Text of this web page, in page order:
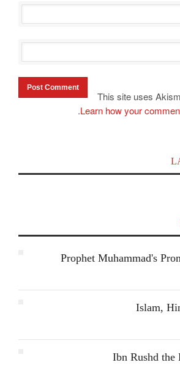
This site uses
Learn how your
.
Top 100 Political Influencers
Covering India and Global
Prophet Muhammad's
Islam,
Ibn Rushd the